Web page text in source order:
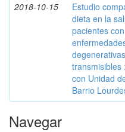
2018-10-15
Estudio
dieta en la
pacientes con
transmisibles
con Unidad
Barrio
Navegar